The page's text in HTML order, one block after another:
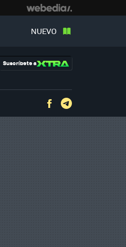
NUEVO
Suscríbete a
Facebook